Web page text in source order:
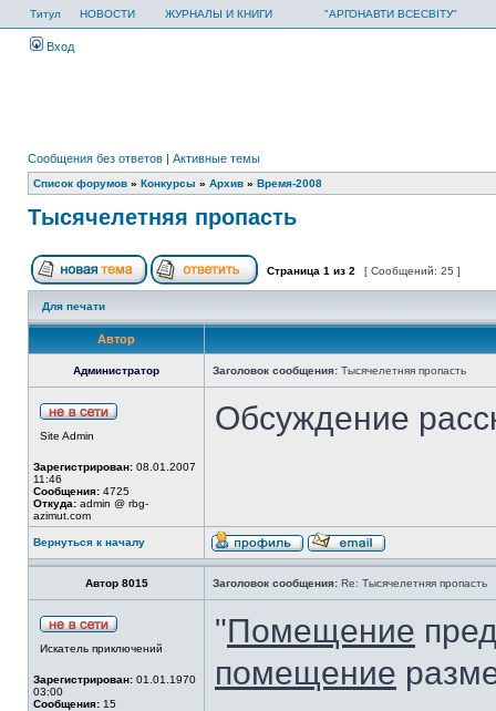
Титул НОВОСТИ ЖУРНАЛЫ И КНИГИ "АРГОНАВТИ ВСЕСВІТУ"
Вход
Сообщения без ответов | Активные темы
Список форумов » Конкурсы » Архив » Время-2008
Тысячелетняя пропасть
Страница 1 из 2 [ Сообщений: 25 ]
Для печати
Автор
Администратор Заголовок сообщения: Тысячелетняя пропасть
Site Admin
Зарегистрирован: 08.01.2007
11:46
Сообщения: 4725
Откуда: admin @ rbg-
azimut.com
Обсуждение
Вернуться к началу
Автор 8015 Заголовок сообщения: Re: Тысячелетняя пропасть
Искатель приключений
Зарегистрирован: 01.01.1970
03:00
Сообщения: 15
"Помещение
помещение